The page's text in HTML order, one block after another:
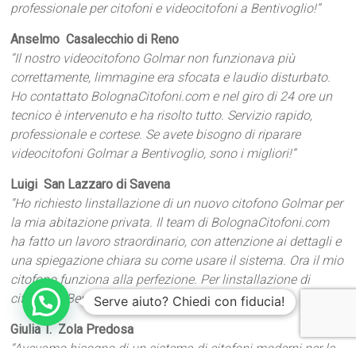
professionale per citofoni e videocitofoni a Bentivoglio!”
Anselmo  Casalecchio di Reno
“Il nostro videocitofono Golmar non funzionava più
correttamente, limmagine era sfocata e laudio disturbato.
Ho contattato BolognaCitofoni.com e nel giro di 24 ore un
tecnico è intervenuto e ha risolto tutto. Servizio rapido,
professionale e cortese. Se avete bisogno di riparare
videocitofoni Golmar a Bentivoglio, sono i migliori!”
Luigi  San Lazzaro di Savena
“Ho richiesto linstallazione di un nuovo citofono Golmar per
la mia abitazione privata. Il team di BolognaCitofoni.com
ha fatto un lavoro straordinario, con attenzione ai dettagli e
una spiegazione chiara su come usare il sistema. Ora il mio
citofono funziona alla perfezione. Per linstallazione di
citofoni a Bentivoglio, non cè scelta migliore!”
Giulia T.  Zola Predosa
Serve aiuto? Chiedi con fiducia!